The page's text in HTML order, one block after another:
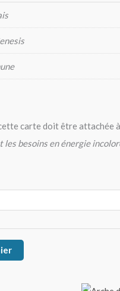
carte doit être attachée
besoins en énergie